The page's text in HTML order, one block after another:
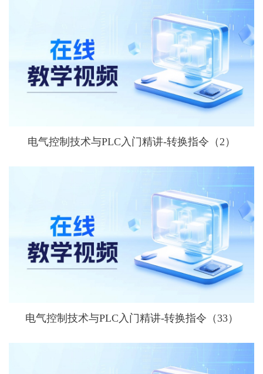
电气控制技术与PLC入门精讲-转换指令（2）
电气控制技术与PLC入门精讲-转换指令（33）